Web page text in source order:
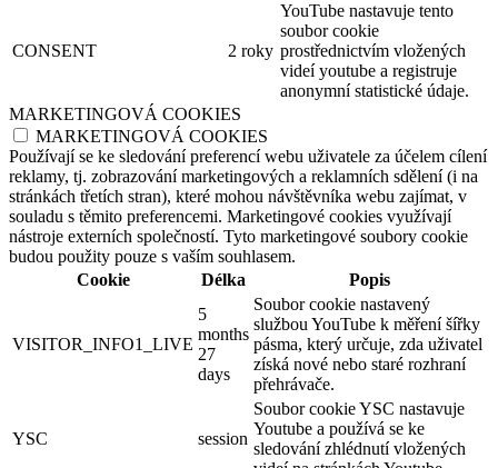
CONSENT 2 roky
YouTube nastavuje tento
soubor cookie
prostřednictvím vložených
videí youtube a registruje
anonymní statistické údaje.
MARKETINGOVÁ COOKIES
MARKETINGOVÁ COOKIES
Používají se ke sledování preferencí webu uživatele za účelem cílení
reklamy, tj. zobrazování marketingových a reklamních sdělení (i na
stránkách třetích stran), které mohou návštěvníka webu zajímat, v
souladu s těmito preferencemi. Marketingové cookies využívají
nástroje externích společností. Tyto marketingové soubory cookie
budou použity pouze s vaším souhlasem.
Cookie
Délka Popis
VISITOR_INFO1_LIVE
5
months
27
days
Soubor cookie nastavený
službou YouTube k měření šířky
pásma, který určuje, zda uživatel
získá nové nebo staré rozhraní
přehrávače.
YSC session
Soubor cookie YSC nastavuje
Youtube a používá se ke
sledování zhlédnutí vložených